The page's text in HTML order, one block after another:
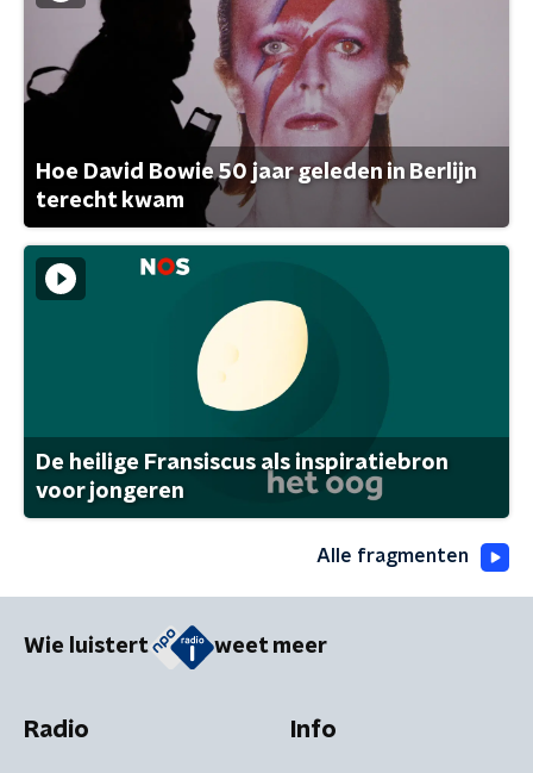
Hoe David Bowie 50 jaar geleden in Berlijn
terecht kwam
De heilige Fransiscus als inspiratiebron
voor jongeren
Alle fragmenten
Wie luistert weet meer
Radio Info